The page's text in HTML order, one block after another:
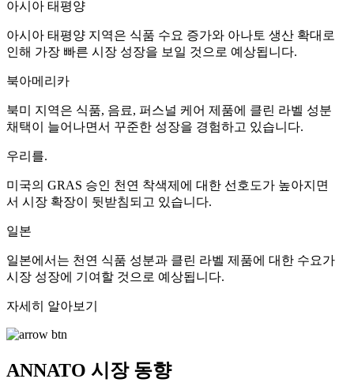
아시아 태평양
아시아 태평양 지역은 식품 수요 증가와 아나토 생산 확대로
인해 가장 빠른 시장 성장을 보일 것으로 예상됩니다.
북아메리카
북미 지역은 식품, 음료, 퍼스널 케어 제품에 클린 라벨 성분
채택이 늘어나면서 꾸준한 성장을 경험하고 있습니다.
우리를.
미국의 GRAS 승인 천연 착색제에 대한 선호도가 높아지면
서 시장 확장이 뒷받침되고 있습니다.
일본
일본에서는 천연 식품 성분과 클린 라벨 제품에 대한 수요가
시장 성장에 기여할 것으로 예상됩니다.
자세히 알아보기
ANNATO 시장 동향